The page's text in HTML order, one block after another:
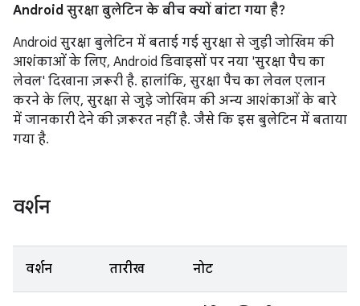
Android सुरक्षा बुलेटिन के बीच क्यों बांटा गया है?
Android सुरक्षा बुलेटिन में बताई गई सुरक्षा से जुड़ी जोखिम की
आशंकाओं के लिए, Android डिवाइसों पर नया 'सुरक्षा पैच का
लेवल' दिखाना ज़रूरी है. हालांकि, सुरक्षा पैच का लेवल एलान
करने के लिए, सुरक्षा से जुड़े जोखिम की अन्य आशंकाओं के बारे
में जानकारी देने की ज़रूरत नहीं है. जैसे कि इस बुलेटिन में बताया
गया है.
वर्शन
वर्शन तारीख नोट